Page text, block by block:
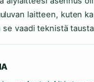
laitteen, kuten
vaadi teknistä